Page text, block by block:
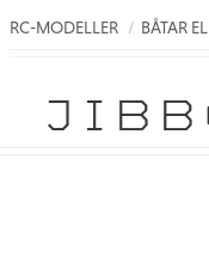
RC-MODELLER BÅTAR